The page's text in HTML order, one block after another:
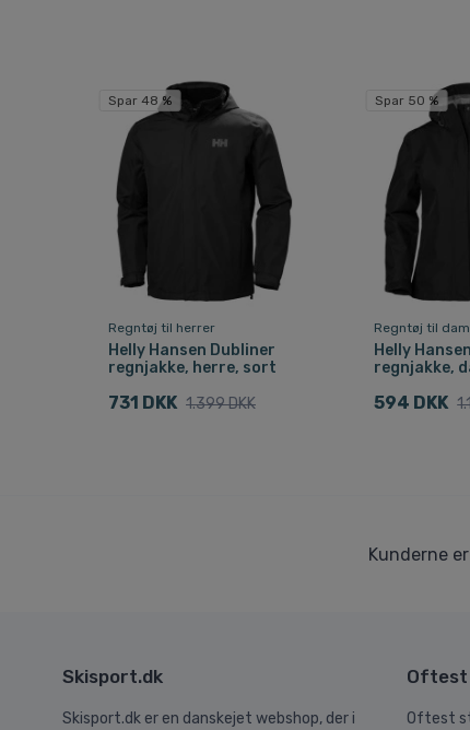
Spar 48 %
Regntøj til herrer
Helly Hansen Dubliner
regnjakke, herre, sort
731 DKK 1.399 DKK
Spar 50 %
Regntøj til
Helly
regnjakke,
594 DKK
Kunderne er
Skisport.dk
Skisport.dk er en danskejet webshop, der i
Oftest
Oftest